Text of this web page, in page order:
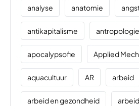
analyse anatomie
antikapitalisme antropologie
apocalypsofie Applied
aquacultuur AR arbeid
arbeid en gezondheid